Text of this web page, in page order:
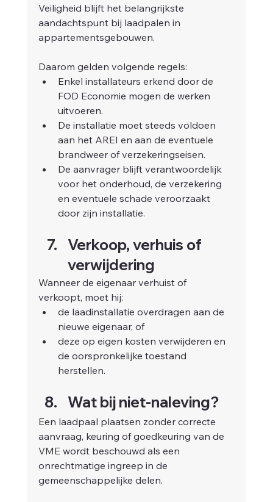
Veiligheid blijft het belangrijkste
aandachtspunt bij laadpalen in
appartementsgebouwen.
Daarom gelden volgende regels:
Enkel installateurs erkend door de
FOD Economie mogen de werken
uitvoeren.
De installatie moet steeds voldoen
aan het AREI en aan de eventuele
brandweer of verzekeringseisen.
De aanvrager blijft verantwoordelijk
voor het onderhoud, de verzekering
en eventuele schade veroorzaakt
door zijn installatie.
Verkoop, verhuis of
verwijdering
Wanneer de eigenaar verhuist of
verkoopt, moet hij:
de laadinstallatie overdragen aan de
nieuwe eigenaar, of
deze op eigen kosten verwijderen en
de oorspronkelijke toestand
herstellen.
Wat bij niet-naleving?
Een laadpaal plaatsen zonder correcte
aanvraag, keuring of goedkeuring van de
VME wordt beschouwd als een
onrechtmatige ingreep in de
gemeenschappelijke delen.